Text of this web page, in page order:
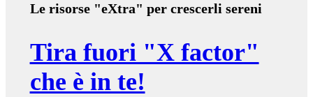
Le risorse "eXtra" per crescerli sereni
Tira fuori "X factor"
che è in te!